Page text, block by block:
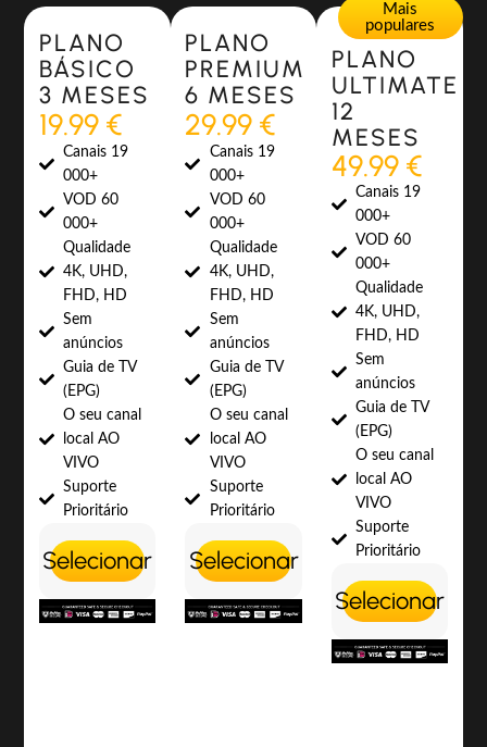
Most Popular
PLANO
BÁSICO
3 MESES
19.99 €
Canais 19
000+
VOD 60
000+
Qualidade
4K, UHD,
FHD, HD
Sem
anúncios
Guia de TV
(EPG)
O seu canal
local AO
VIVO
Suporte
Prioritário
Selecionar
Most Popular
PLANO
PREMIUM
6 MESES
29.99 €
Canais 19
000+
VOD 60
000+
Qualidade
4K, UHD,
FHD, HD
Sem
anúncios
Guia de TV
(EPG)
O seu canal
local AO
VIVO
Suporte
Prioritário
Selecionar
Mais
populares
PLANO
ULTIMATE
12
MESES
49.99 €
Canais 19
000+
VOD 60
000+
Qualidade
4K, UHD,
FHD, HD
Sem
anúncios
Guia de TV
(EPG)
O seu canal
local AO
VIVO
Suporte
Prioritário
Selecionar